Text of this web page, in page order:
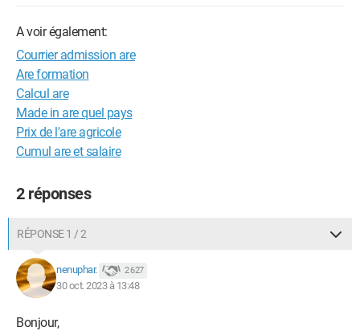
A voir également:
Courrier admission are
Are formation
Calcul are
Made in are quel pays
Prix de l'are agricole
Cumul are et salaire
2 réponses
RÉPONSE 1 / 2
nenuphar. 2 627
30 oct. 2023 à 13:48
Bonjour,